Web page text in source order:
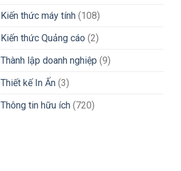
Kiến thức máy tính (108)
Kiến thức Quảng cáo (2)
Thành lập doanh nghiệp (9)
Thiết kế In Ấn (3)
Thông tin hữu ích (720)